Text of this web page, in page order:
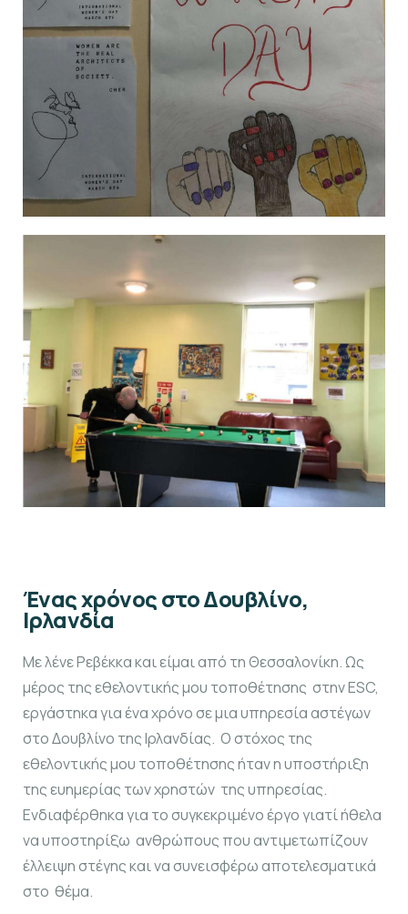
Ένας χρόνος στο Δουβλίνο,
Ιρλανδία
Με λένε Ρεβέκκα και είμαι από τη Θεσσαλονίκη. Ως
μέρος της εθελοντικής μου τοποθέτησης στην ESC,
εργάστηκα για ένα χρόνο σε μια υπηρεσία αστέγων
στο Δουβλίνο της Ιρλανδίας. Ο στόχος της
εθελοντικής μου τοποθέτησης ήταν η υποστήριξη
της ευημερίας των χρηστών της υπηρεσίας.
Ενδιαφέρθηκα για το συγκεκριμένο έργο γιατί ήθελα
να υποστηρίξω ανθρώπους που αντιμετωπίζουν
έλλειψη στέγης και να συνεισφέρω αποτελεσματικά
στο θέμα.